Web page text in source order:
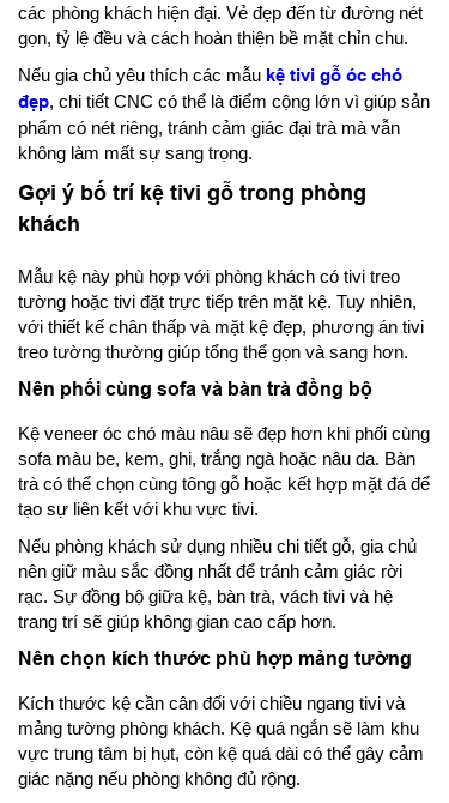
các phòng khách hiện đại. Vẻ đẹp đến từ đường nét
gọn, tỷ lệ đều và cách hoàn thiện bề mặt chỉn chu.
Nếu gia chủ yêu thích các mẫu kệ tivi gỗ óc chó
đẹp, chi tiết CNC có thể là điểm cộng lớn vì giúp sản
phẩm có nét riêng, tránh cảm giác đại trà mà vẫn
không làm mất sự sang trọng.
Gợi ý bố trí kệ tivi gỗ trong phòng
khách
Mẫu kệ này phù hợp với phòng khách có tivi treo
tường hoặc tivi đặt trực tiếp trên mặt kệ. Tuy nhiên,
với thiết kế chân thấp và mặt kệ đẹp, phương án tivi
treo tường thường giúp tổng thể gọn và sang hơn.
Nên phối cùng sofa và bàn trà đồng bộ
Kệ veneer óc chó màu nâu sẽ đẹp hơn khi phối cùng
sofa màu be, kem, ghi, trắng ngà hoặc nâu da. Bàn
trà có thể chọn cùng tông gỗ hoặc kết hợp mặt đá để
tạo sự liên kết với khu vực tivi.
Nếu phòng khách sử dụng nhiều chi tiết gỗ, gia chủ
nên giữ màu sắc đồng nhất để tránh cảm giác rời
rạc. Sự đồng bộ giữa kệ, bàn trà, vách tivi và hệ
trang trí sẽ giúp không gian cao cấp hơn.
Nên chọn kích thước phù hợp mảng tường
Kích thước kệ cần cân đối với chiều ngang tivi và
mảng tường phòng khách. Kệ quá ngắn sẽ làm khu
vực trung tâm bị hụt, còn kệ quá dài có thể gây cảm
giác nặng nếu phòng không đủ rộng.